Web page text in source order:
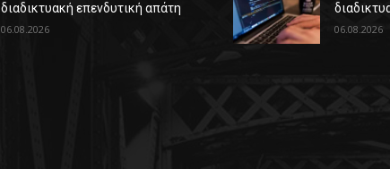
διαδικτυακή επενδυτική απάτη
06.08.2026 06.08.2026